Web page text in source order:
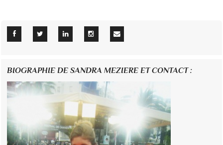
BIOGRAPHIE DE SANDRA MEZIERE ET CONTACT :